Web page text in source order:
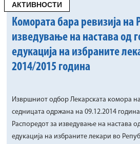
АКТИВНОСТИ
Комората бара ревизија на
изведување на настава од
едукација на избраните
2014/2015 година
Извршниот одбор Лекарската комора
седницата одржана на 09.12.2014 година
Распоредот за изведување на настава
едукација на избраните лекари во